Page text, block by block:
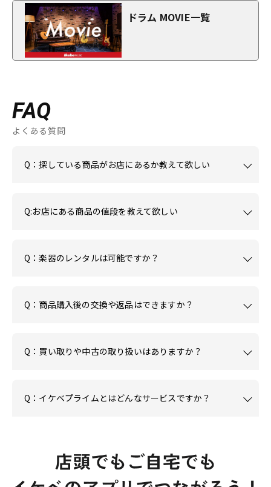
ドラム MOVIE一覧
FAQ
よくある質問
Q：探している商品がお店にあるか教えて欲しい
Q:お店にある商品の値段を教えて欲しい
Q：楽器のレンタルは可能ですか？
Q：商品購入後の交換や返品はできますか？
Q：買い取りや中古の取り扱いはありますか？
Q：イケベプライムとはどんなサービスですか？